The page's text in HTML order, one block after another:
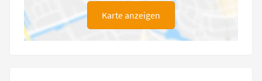
Karte anzeigen